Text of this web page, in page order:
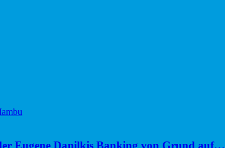
Eugene Danilkis Banking von Grund auf…